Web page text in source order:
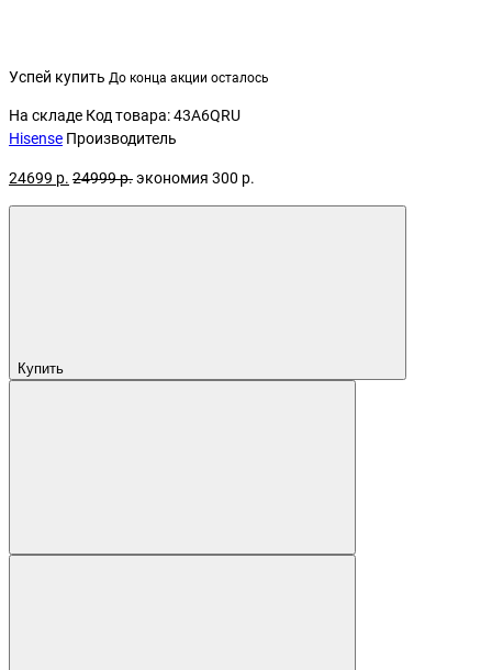
Успей купить До конца акции осталось
На складе Код товара: 43A6QRU
Hisense Производитель
24699 р. 24999 р.экономия 300 р.
Купить